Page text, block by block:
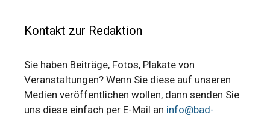
Kontakt zur Redaktion
Sie haben Beiträge, Fotos, Plakate von
Veranstaltungen? Wenn Sie diese auf unseren
Medien veröffentlichen wollen, dann senden Sie
uns diese einfach per E-Mail an info@bad-